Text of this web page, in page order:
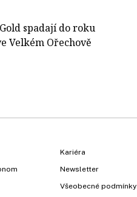
spadají do roku
Velkém Ořechově
Kariéra
Newsletter
Všeobecné podmínky